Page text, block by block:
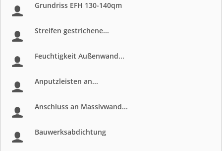
Grundriss EFH 130-140qm
Streifen gestrichene...
Feuchtigkeit Außenwand...
Anputzleisten an...
Anschluss an Massivwand...
Bauwerksabdichtung